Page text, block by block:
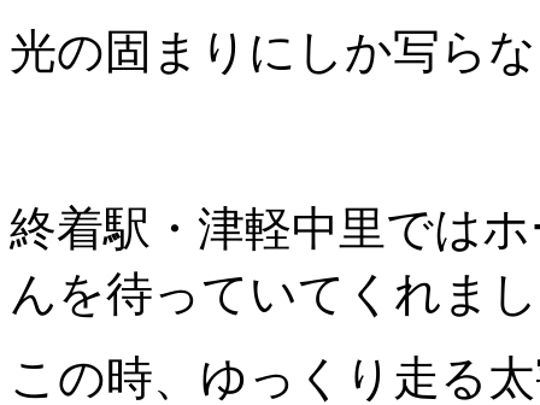
光の固まりにしか写ら
終着駅・津軽中里では
んを待っていてくれま
この時、ゆっくり走る